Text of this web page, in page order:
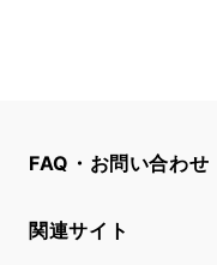
FAQ・お問い合わせ
関連サイト